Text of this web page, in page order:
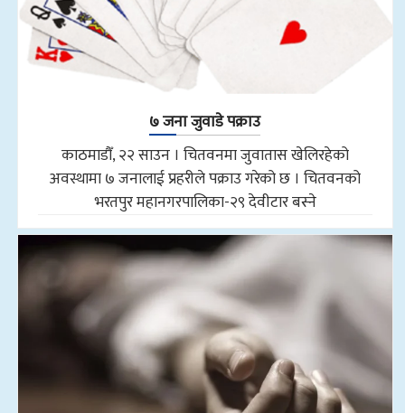
७ जना जुवाडे पक्राउ
काठमाडौँ, २२ साउन । चितवनमा जुवातास खेलिरहेको
अवस्थामा ७ जनालाई प्रहरीले पक्राउ गरेको छ । चितवनको
भरतपुर महानगरपालिका-२९ देवीटार बस्ने